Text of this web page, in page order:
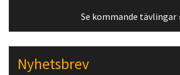
Se kommande tävlingar
Nyhetsbrev